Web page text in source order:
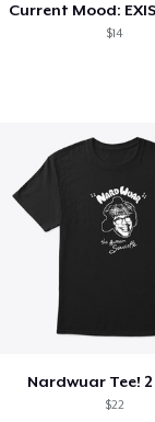
$14
Nardwuar Tee! 2
$22